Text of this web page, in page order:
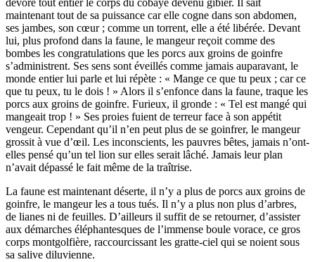
dévore tout entier le corps du cobaye devenu gibier. Il sait
maintenant tout de sa puissance car elle cogne dans son abdomen,
ses jambes, son cœur ; comme un torrent, elle a été libérée. Devant
lui, plus profond dans la faune, le mangeur reçoit comme des
bombes les congratulations que les porcs aux groins de goinfre
s’administrent. Ses sens sont éveillés comme jamais auparavant, le
monde entier lui parle et lui répète : « Mange ce que tu peux ; car ce
que tu peux, tu le dois ! » Alors il s’enfonce dans la faune, traque les
porcs aux groins de goinfre. Furieux, il gronde : « Tel est mangé qui
mangeait trop ! » Ses proies fuient de terreur face à son appétit
vengeur. Cependant qu’il n’en peut plus de se goinfrer, le mangeur
grossit à vue d’œil. Les inconscients, les pauvres bêtes, jamais n’ont-
elles pensé qu’un tel lion sur elles serait lâché. Jamais leur plan
n’avait dépassé le fait même de la traîtrise.
La faune est maintenant déserte, il n’y a plus de porcs aux groins de
goinfre, le mangeur les a tous tués. Il n’y a plus non plus d’arbres,
de lianes ni de feuilles. D’ailleurs il suffit de se retourner, d’assister
aux démarches éléphantesques de l’immense boule vorace, ce gros
corps montgolfière, raccourcissant les gratte-ciel qui se noient sous
sa salive diluvienne.